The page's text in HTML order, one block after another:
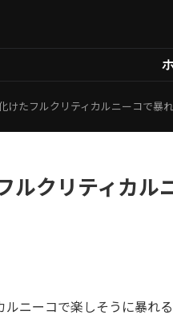
けたフルクリティカルニーコで暴
ルクリティカル
ニーコで楽しそうに暴れ